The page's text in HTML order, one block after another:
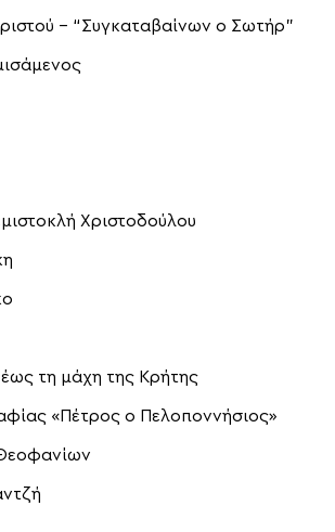
– “Συγκαταβαίνων ο Σωτήρ”
Χριστοδούλου
τη μάχη της Κρήτης
«Πέτρος ο Πελοποννήσιος»